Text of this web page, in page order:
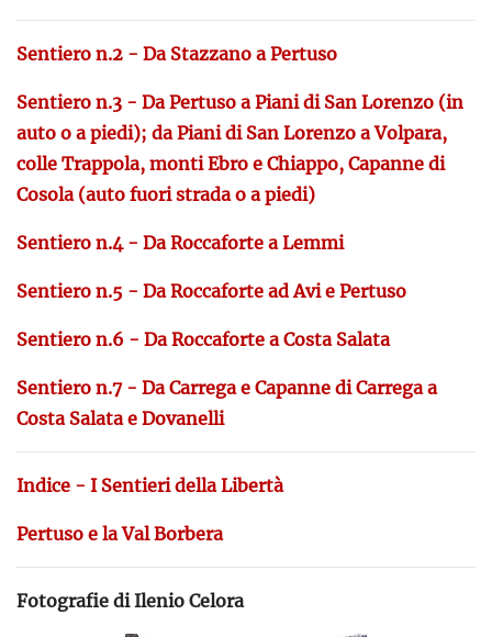
Sentiero n.2 - Da Stazzano a Pertuso
Sentiero n.3 - Da Pertuso a Piani di San Lorenzo (in
auto o a piedi); da Piani di San Lorenzo a Volpara,
colle Trappola, monti Ebro e Chiappo, Capanne di
Cosola (auto fuori strada o a piedi)
Sentiero n.4 - Da Roccaforte a Lemmi
Sentiero n.5 - Da Roccaforte ad Avi e Pertuso
Sentiero n.6 - Da Roccaforte a Costa Salata
Sentiero n.7 - Da Carrega e Capanne di Carrega a
Costa Salata e Dovanelli
Indice - I Sentieri della Libertà
Pertuso e la Val Borbera
Fotografie di Ilenio Celora